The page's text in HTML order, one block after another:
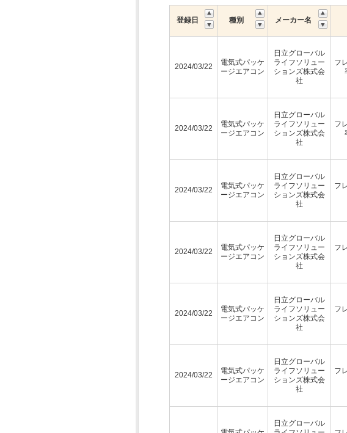
登録日 種別 メーカー名
2024/03/22
電気式パッケ
ージエアコン
日立グローバル
ライフソリュー
ションズ株式会
社
フ
2024/03/22
電気式パッケ
ージエアコン
日立グローバル
ライフソリュー
ションズ株式会
社
フ
2024/03/22
電気式パッケ
ージエアコン
日立グローバル
ライフソリュー
ションズ株式会
社
フ
2024/03/22
電気式パッケ
ージエアコン
日立グローバル
ライフソリュー
ションズ株式会
社
フ
2024/03/22
電気式パッケ
ージエアコン
日立グローバル
ライフソリュー
ションズ株式会
社
フ
2024/03/22
電気式パッケ
ージエアコン
日立グローバル
ライフソリュー
ションズ株式会
社
フ
日立グローバル